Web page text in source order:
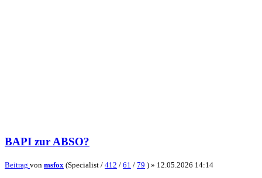
BAPI zur ABSO?
Beitrag von msfox (Specialist / 412 / 61 / 79 ) » 12.05.2026 14:14